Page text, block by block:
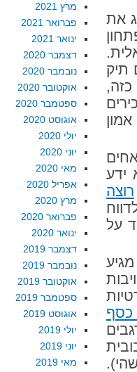
את
תיק
ידע
רוצה
על
מרץ 2021
פברואר 2021
ינואר 2021
דצמבר 2020
נובמבר 2020
אוקטובר 2020
ספטמבר 2020
אוגוסט 2020
יולי 2020
יוני 2020
מאי 2020
אפריל 2020
מרץ 2020
פברואר 2020
ינואר 2020
דצמבר 2019
נובמבר 2019
אוקטובר 2019
ספטמבר 2019
אוגוסט 2019
יולי 2019
יוני 2019
מאי 2019